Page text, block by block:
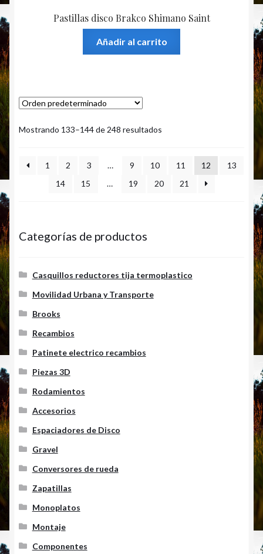
Pastillas disco Brakco Shimano Saint
Añadir al carrito
Mostrando 133–144 de 248 resultados
1 2 3 … 9 10 11 12
13
14
15 … 19 20 21
Categorías de productos
Casquillos reductores tija termoplastico
Movilidad Urbana y Transporte
Brooks
Recambios
Patinete electrico recambios
Piezas 3D
Rodamientos
Accesorios
Espaciadores de Disco
Gravel
Conversores de rueda
Zapatillas
Monoplatos
Montaje
Componentes